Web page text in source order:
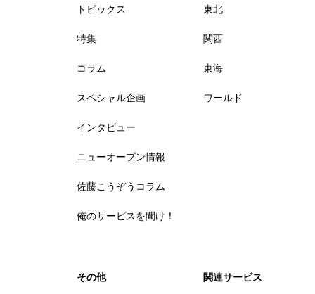
トピックス
特集
コラム
スペシャル企画
インタビュー
ニューオープン情報
佐藤こうぞうコラム
俺のサービスを聞け！
東北
関西
東海
ワールド
その他 関連サービス